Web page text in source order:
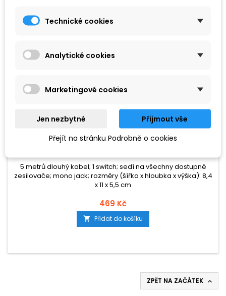
PROLINE
PROLINE FS-01 FOOTSWITCH
5 metrů dlouhý kabel; 1 switch; sedí na všechny dostupné
zesilovače; mono jack; rozměry (šířka x hloubka x výška): 8,4
x 11 x 5,5 cm
469 Kč
 Přidat do košíku
ZPĚT NA ZAČÁTEK 
Technické cookies
Analytické cookies
Marketingové cookies
Jen nezbytné
Přijmout vše
Přejít na stránku Podrobně o cookies